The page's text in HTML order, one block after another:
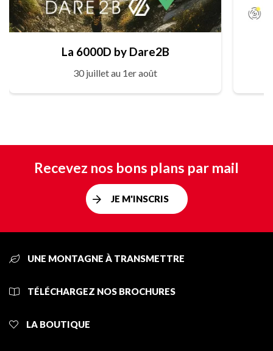
La 6000D by Dare2B
30 juillet au 1er août
Recevez nos bons plans par mail
JE M'INSCRIS
UNE MONTAGNE À TRANSMETTRE
TÉLÉCHARGEZ NOS BROCHURES
LA BOUTIQUE